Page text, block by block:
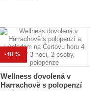
-48 %
Wellness dovolená v
Harrachově s polopenzí